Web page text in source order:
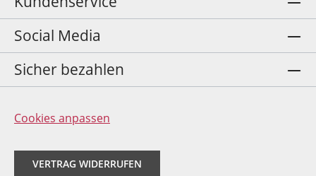
Social Media
Sicher bezahlen
Cookies anpassen
VERTRAG WIDERRUFEN